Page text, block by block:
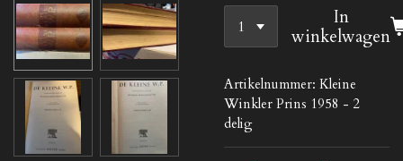
In
winkelwagen
Artikelnummer: Kleine
Winkler Prins 1958 - 2
delig